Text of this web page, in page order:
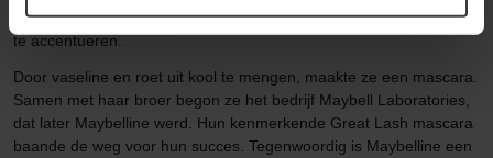
genaamd Mabel Williams op zoek naar een manier om haar ogen
te accentueren.
Door vaseline en roet uit kool te mengen, maakte ze een mascara.
Samen met haar broer begon ze het bedrijf Maybell Laboratories,
dat later Maybelline werd. Hun kenmerkende Great Lash mascara
baande de weg voor hun succes. Tegenwoordig is Maybelline een